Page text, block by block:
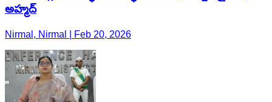
అహ్మద్
Nirmal, Nirmal | Feb 20, 2026